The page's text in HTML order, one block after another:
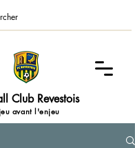
Club Revestois
avant l'enjeu